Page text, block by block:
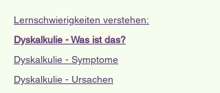
Lernschwierigkeiten verstehen:
Dyskalkulie - Was ist das?
Dyskalkulie - Symptome
Dyskalkulie - Ursachen